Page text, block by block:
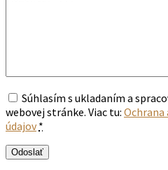
Súhlasím s ukladaním a
webovej stránke. Viac tu: Ochrana
údajov *